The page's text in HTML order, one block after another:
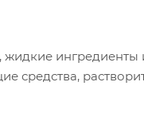
ингредиенты
средства,